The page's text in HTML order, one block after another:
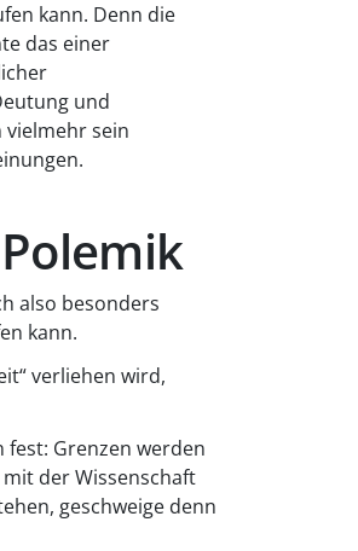
kann. Denn die
das einer
und
vielmehr sein
also besonders
kann.
verliehen wird,
Grenzen werden
der Wissenschaft
geschweige denn